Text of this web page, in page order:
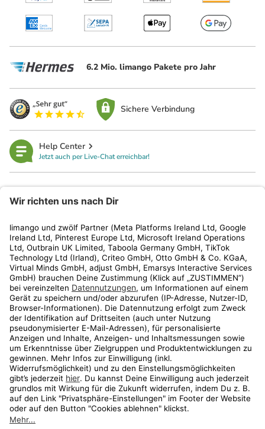
6.2 Mio. limango Pakete pro Jahr
Sichere Verbindung
Help Center
Jetzt auch per Live-Chat erreichbar!
Kundenservice
Shop
Aktionen
Travel